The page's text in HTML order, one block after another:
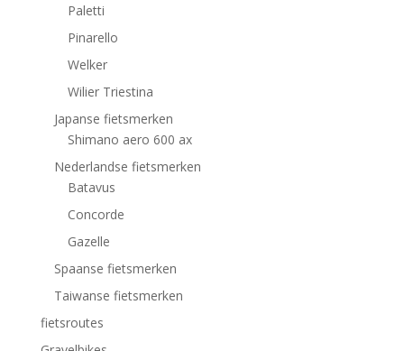
Paletti
Pinarello
Welker
Wilier Triestina
Japanse fietsmerken
Shimano aero 600 ax
Nederlandse fietsmerken
Batavus
Concorde
Gazelle
Spaanse fietsmerken
Taiwanse fietsmerken
fietsroutes